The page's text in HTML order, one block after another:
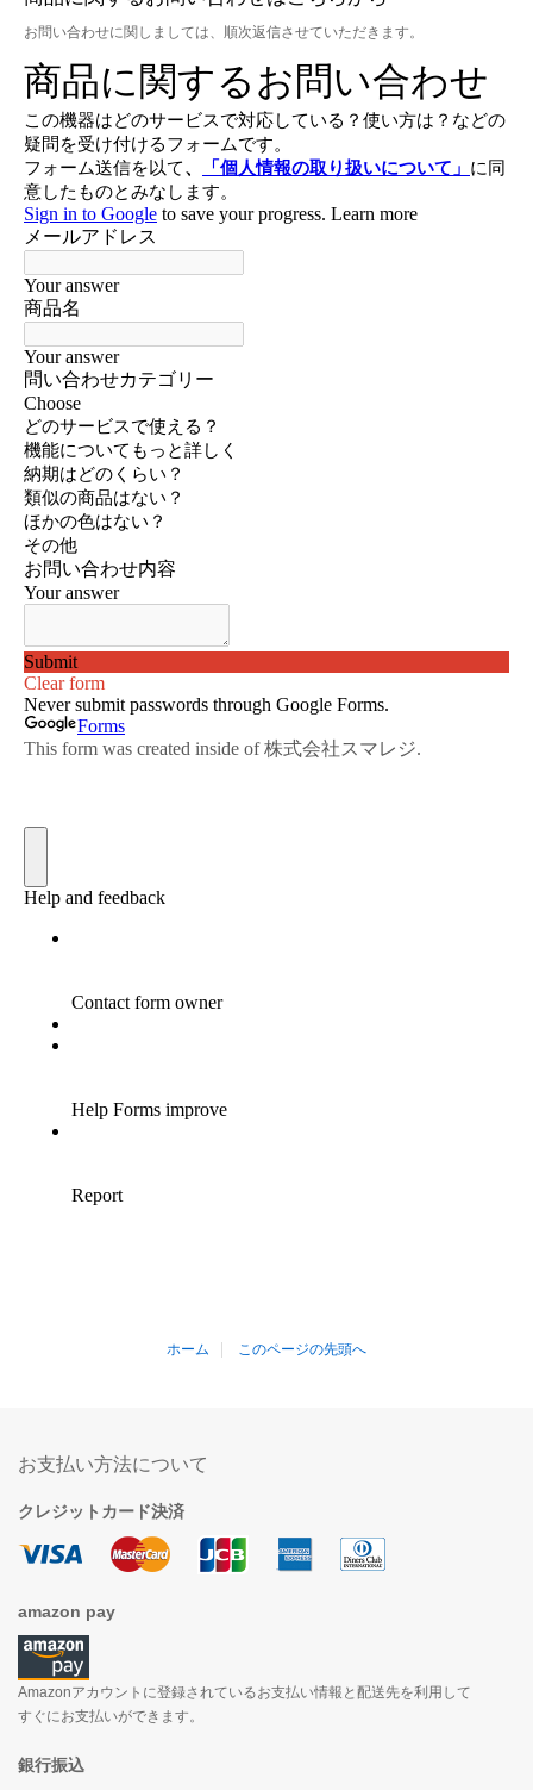
お買い物を続ける カートへ進む
お問い合わせに関しましては、順次返信させていただきます。
ホーム このページの先頭へ
お支払い方法について
クレジットカード決済
amazon pay
Amazonアカウントに登録されているお支払い情報と配送先を利用して
すぐにお支払いができます。
銀行振込